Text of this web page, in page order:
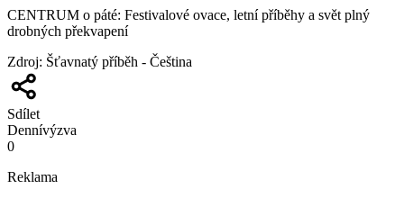
CENTRUM o páté: Festivalové ovace, letní příběhy a svět plný
drobných překvapení
Zdroj: Šťavnatý příběh - Čeština
Sdílet
Dennívýzva
0
Reklama